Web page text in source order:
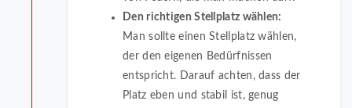
Den richtigen Stellplatz wählen:
Man sollte einen Stellplatz wählen,
der den eigenen Bedürfnissen
entspricht. Darauf achten, dass der
Platz eben und stabil ist, genug